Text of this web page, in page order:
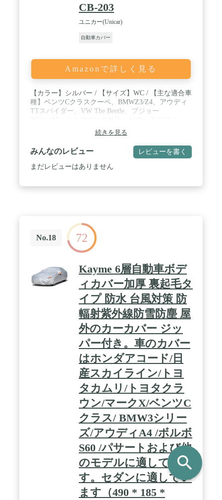
CB-203
ユニカー(Unicar)
自動車カバー
Amazonで詳しく見る
【カラー】シルバー / 【サイズ】WC / 【主な適合車
種】ベンツCクラスクーペ、BMWZ3/Z4、アウディ
TTスパイダー、VW The Beetle、プジョー
オ、プラッツ、ベルタ、ティーダラティオ、フェア
レディZ、サニー、グレイス、S2000、インテグラ、
インプレッサザセダン、RX-8、ロードスター/RF、
エリオセダンなど / 【生地素材】オックス太番手
300D生地使用
続きを見る
みんなのレビュー レビューを書く
まだレビューはありません
No.18 72
Kayme 6層自動車ボデ
ィカバー加厚 裏起毛タ
イプ 防水 台風対策 防
輻射紫外線防雪防塵 屋
外のカーカバー ジッ
パー付き。車のカバー
はホンダアコード/日
産スカイライン/トヨ
タカムリ/トヨタクラ
ウン/マークX/ベンツC
クラス/ BMW3シリー
ズ/アウディA4 /ボルボ
S60 /パサートおよび他
のモデルに適していま
す。セダンに適してい
ます（490 * 185 *
search